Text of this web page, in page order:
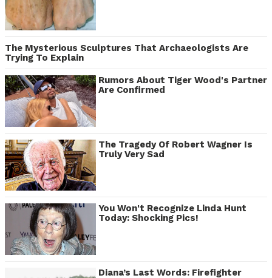
The Mysterious Sculptures That Archaeologists Are
Trying To Explain
Rumors About Tiger Wood's Partner
Are Confirmed
The Tragedy Of Robert Wagner Is
Truly Very Sad
You Won't Recognize Linda Hunt
Today: Shocking Pics!
Diana’s Last Words: Firefighter